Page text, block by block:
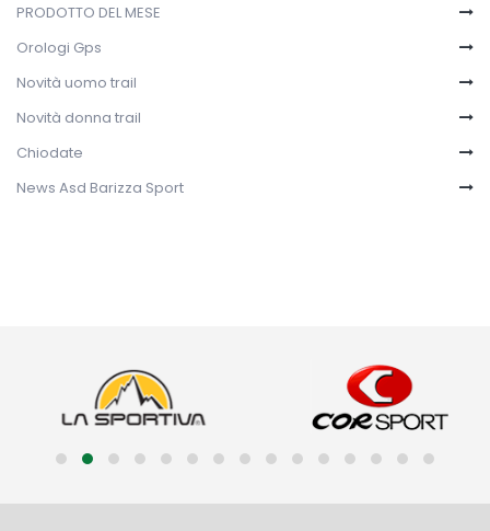
PRODOTTO DEL MESE
Orologi Gps
Novità uomo trail
Novità donna trail
Chiodate
News Asd Barizza Sport